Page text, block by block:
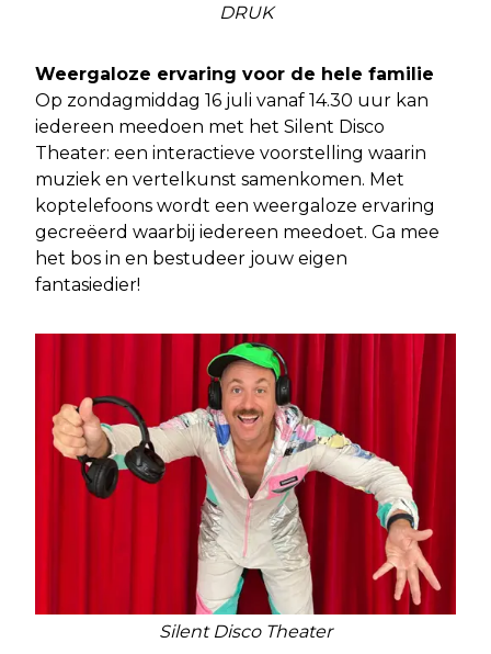
DRUK
Weergaloze ervaring voor de hele familie
Op zondagmiddag 16 juli vanaf 14.30 uur kan
iedereen meedoen met het Silent Disco
Theater: een interactieve voorstelling waarin
muziek en vertelkunst samenkomen. Met
koptelefoons wordt een weergaloze ervaring
gecreëerd waarbij iedereen meedoet. Ga mee
het bos in en bestudeer jouw eigen
fantasiedier!
Silent Disco Theater